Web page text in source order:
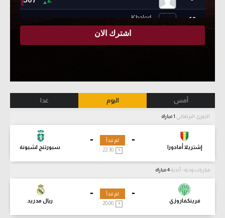
أمس اليوم غدا
الدوري البرتغالي
-
إشتريلا أمادورا
-
سبورتنج لشبونة
لم تبدأ
مباريات ودية - أندية
-
فرينكفاروزي
-
ريال مدريد
لم تبدأ